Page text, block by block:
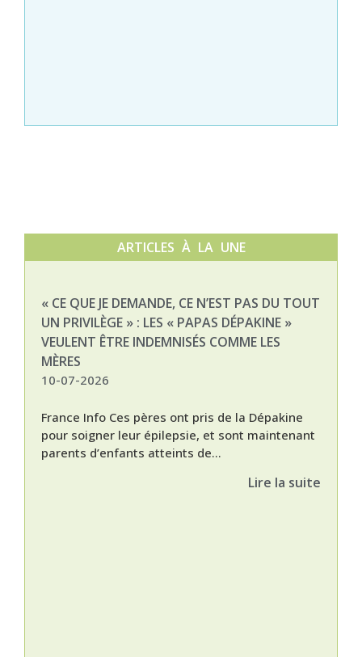
ARTICLES À LA UNE
« CE QUE JE DEMANDE, CE N’EST PAS DU TOUT
UN PRIVILÈGE » : LES « PAPAS DÉPAKINE »
VEULENT ÊTRE INDEMNISÉS COMME LES
MÈRES
10-07-2026
France Info Ces pères ont pris de la Dépakine
pour soigner leur épilepsie, et sont maintenant
parents d’enfants atteints de...
Lire la suite